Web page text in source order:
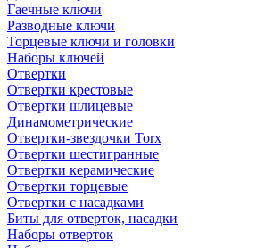
Гаечные ключи
Разводные ключи
Торцевые ключи и головки
Наборы ключей
Отвертки
Отвертки крестовые
Отвертки шлицевые
Динамометрические
Отвертки-звездочки Torx
Отвертки шестигранные
Отвертки керамические
Отвертки торцевые
Отвертки с насадками
Биты для отверток, насадки
Наборы отверток